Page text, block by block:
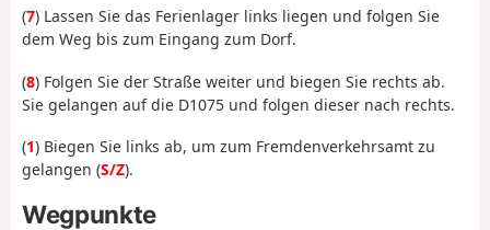
(7) Lassen Sie das Ferienlager links liegen und folgen Sie
dem Weg bis zum Eingang zum Dorf.
(8) Folgen Sie der Straße weiter und biegen Sie rechts ab.
Sie gelangen auf die D1075 und folgen dieser nach rechts.
(1) Biegen Sie links ab, um zum Fremdenverkehrsamt zu
gelangen (S/Z).
Wegpunkte